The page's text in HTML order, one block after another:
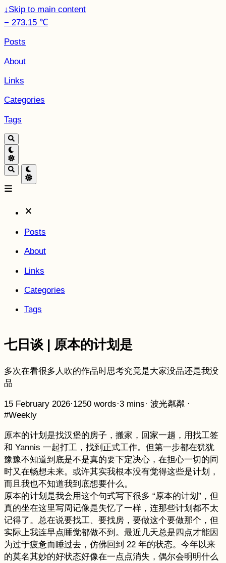
↓Skip to main content
− 273.15 ℃
Posts
About
Links
Categories
Tags
Posts
About
Links
Categories
Tags
七日谈 | 原本的计划是
多次在看很多人吹的作品时思考究竟是大家没品还是我没
品
15 February 2026·1250 words·3 mins· 波光粼粼 ·
#Weekly
原本的计划是找汉堡的房子，搬家，回家一趟，用找工签
和 Yannis 一起打工，找到正式工作。但第一步都在犹犹
豫豫不知道到底是不是真的要下定决心，在担心一切的同
时又在畅想未来。或许其实我根本没有觉得这些是计划，
而且我也不知道我到底想要什么。
原本的计划是我会用这个句式写下很多 “原本的计划”，但
真的坐在这里写周记像是失忆了一样，连那些计划都不太
记得了。总在说要找工、要找房，要做这个要做那个，但
实际上我连早点睡觉都做不到。最近几天总是四点才能因
为过于疲惫而睡过去，仿佛回到 22 年的状态。今年以来
的莫名其妙的好状态好像在一点点消失，偶尔会明明什么